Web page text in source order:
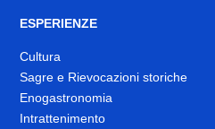
ESPERIENZE
Cultura
Sagre e Rievocazioni storiche
Enogastronomia
Intrattenimento